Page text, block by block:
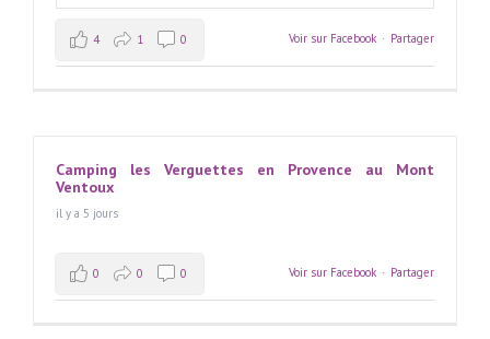
Voir sur Facebook · Partager
4 1 0
Camping les Verguettes en Provence au Mont
Ventoux
il y a 5 jours
Voir sur Facebook · Partager
0 0 0